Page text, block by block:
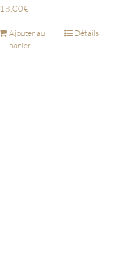
18,00€
Ajouter au
panier
Détails